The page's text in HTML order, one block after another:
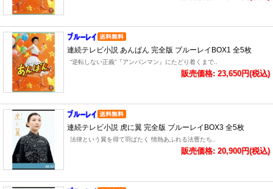
連続テレビ小説 あんぱん 完全版 ブルーレイBOX1 全5枚
“逆転しない正義”『アンパンマン』にたどり着くまで..
販売価格: 23,650円(税込)
連続テレビ小説 虎に翼 完全版 ブルーレイBOX3 全5枚
法律という翼を得て羽ばたく 情熱あふれる法曹たち..
販売価格: 20,900円(税込)